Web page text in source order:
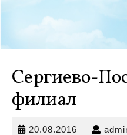
Сергиево-
филиал
20.08.2016 20.08.2016